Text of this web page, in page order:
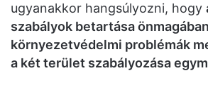
ugyanakkor hangsúlyozni, hogy
szabályok betartása
környezetvédelmi problémák
a két terület szabályozása